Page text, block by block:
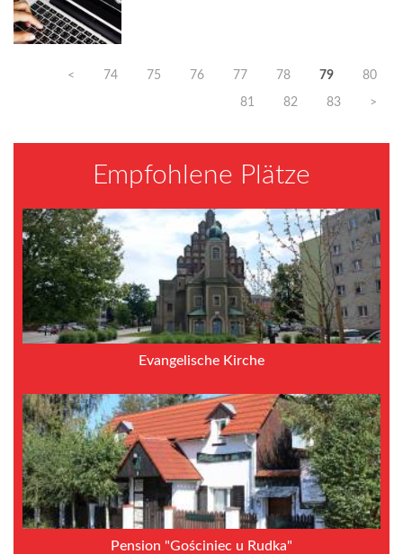
< 74 75 76 77 78 79 80
81 82 83 >
Empfohlene Plätze
Evangelische Kirche
Pension "Gościniec u Rudka"